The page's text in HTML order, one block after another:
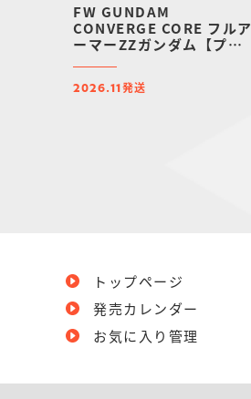
FW GUNDAM
CONVERGE CORE フルア
ーマーZZガンダム【プレ
2026.11 発送
トップページ
発売カレンダー
お気に入り管理